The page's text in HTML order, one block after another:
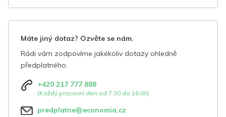
Máte jiný dotaz? Ozvěte se nám.
Rádi vám zodpovíme jakékoliv dotazy ohledně
předplatného.
+420 217 777 888
(Každý pracovní den od 7:30 do 16:00)
predplatne@economia.cz